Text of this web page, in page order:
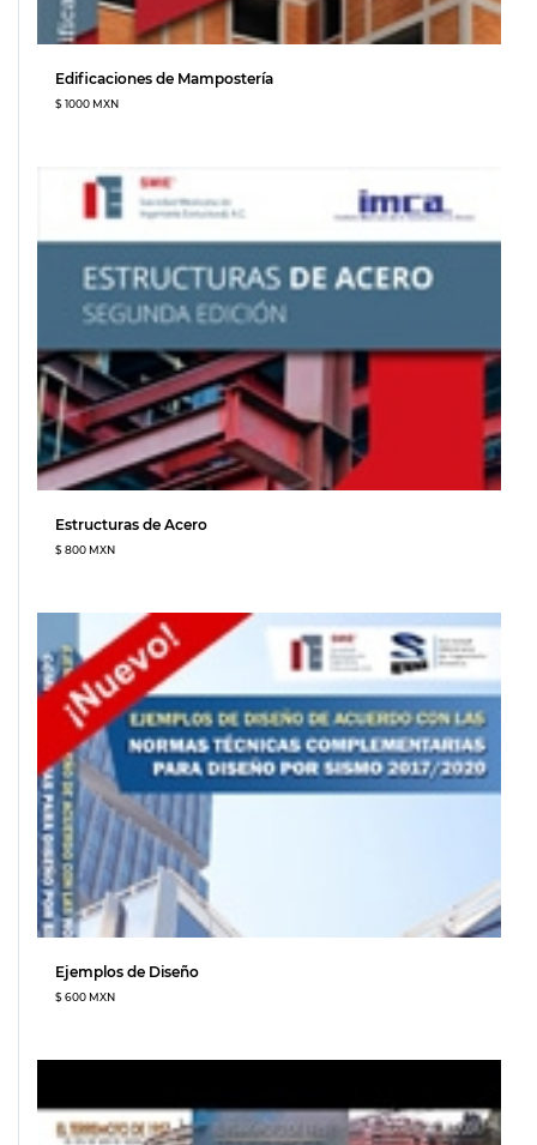
Edificaciones de Mampostería
$ 1000 MXN
Estructuras de Acero
$ 800 MXN
Ejemplos de Diseño
$ 600 MXN